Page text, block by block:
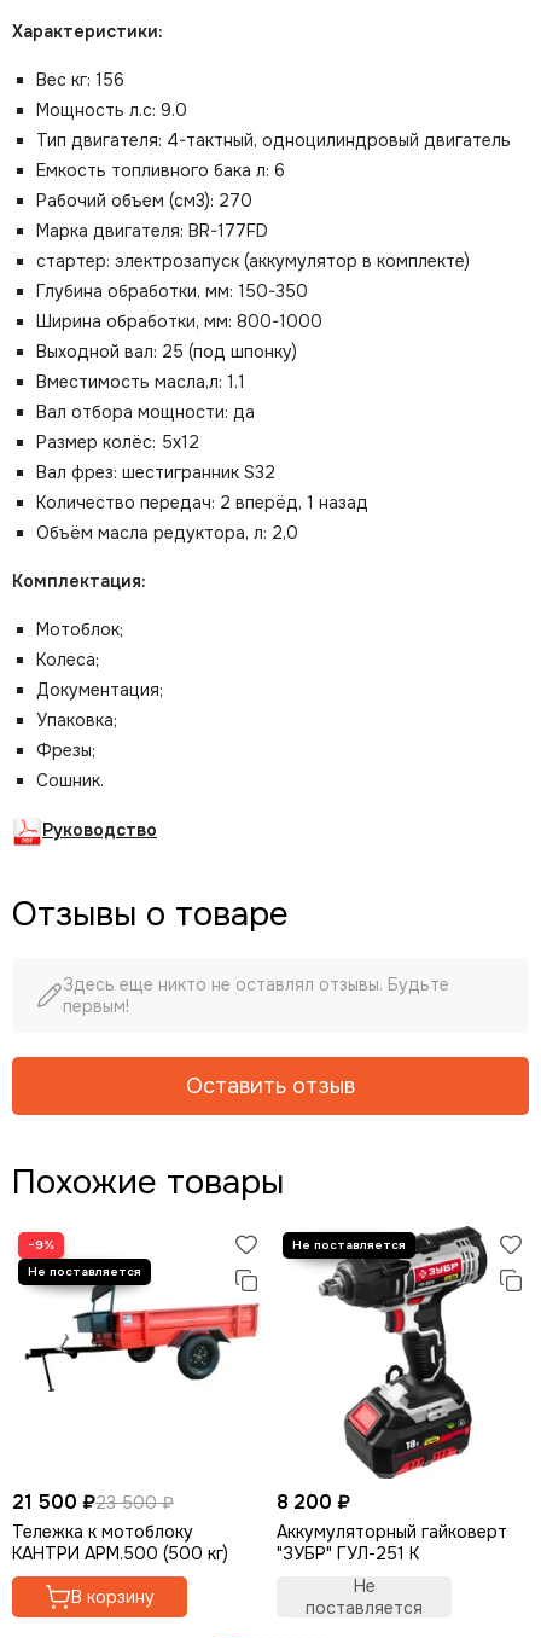
Характеристики:
Вес кг: 156
Мощность л.c: 9.0
Тип двигателя: 4-тактный, одноцилиндровый двигатель
Емкость топливного бака л: 6
Рабочий объем (см3): 270
Марка двигателя: BR-177FD
стартер: электрозапуск (аккумулятор в комплекте)
Глубина обработки, мм: 150-350
Ширина обработки, мм: 800-1000
Выходной вал: 25 (под шпонку)
Вместимость масла,л: 1.1
Вал отбора мощности: да
Размер колёс: 5х12
Вал фрез: шестигранник S32
Количество передач: 2 вперёд, 1 назад
Объём масла редуктора, л: 2,0
Комплектация:
Мотоблок;
Колеса;
Документация;
Упаковка;
Фрезы;
Сошник.
Руководство
Отзывы о товаре
Здесь еще никто не оставлял отзывы. Будьте
первым!
Оставить отзыв
Похожие товары
−9%
21 500 ₽23 500 ₽
Тележка к мотоблоку
КАНТРИ АРМ.500 (500 кг)
В корзину
8 200 ₽
Аккумуляторный гайковерт
"ЗУБР" ГУЛ-251 К
Не
поставляется